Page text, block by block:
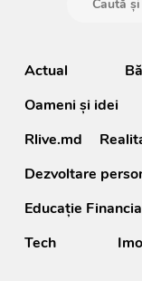
Actual
Oameni şi idei
Rlive.md
Dezvoltare
Educație
Tech